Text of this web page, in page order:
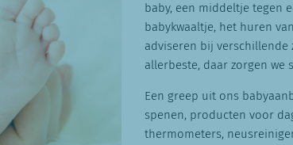
baby, een middeltje tegen
babykwaaltje, het huren
adviseren bij verschillende
allerbeste, daar zorgen we
Een greep uit ons
spenen, producten voor
thermometers,